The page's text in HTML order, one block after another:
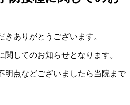
ありがとうございます。
してのお知らせとなります。
明点などございましたら当院まで